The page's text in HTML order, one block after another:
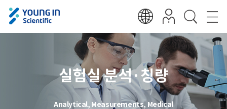
실험실 분석·칭량
Analytical, Measurements, Medical